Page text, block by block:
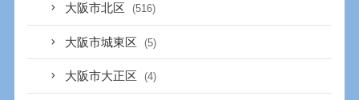
大阪市北区 (516)
大阪市城東区 (5)
大阪市大正区 (4)